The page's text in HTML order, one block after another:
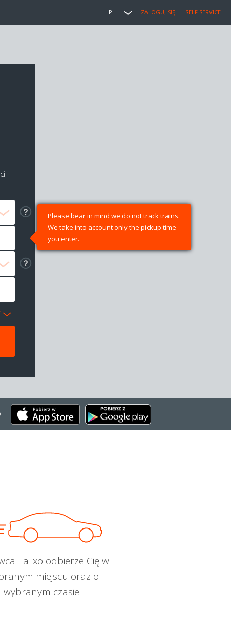
PL ZALOGUJ SIĘ SELF SERVICE
Please bear in mind we do not track trains.
We take into account only the pickup time
you enter.
Talixo odbierze Cię w
miejscu oraz o
wybranym czasie.